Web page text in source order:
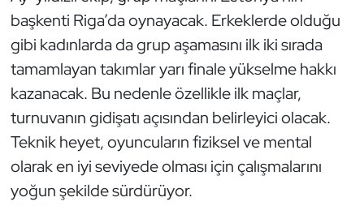
başkenti Riga’da oynayacak. Erkeklerde olduğu
gibi kadınlarda da grup aşamasını ilk iki sırada
tamamlayan takımlar yarı finale yükselme hakkı
kazanacak. Bu nedenle özellikle ilk maçlar,
turnuvanın gidişatı açısından belirleyici olacak.
Teknik heyet, oyuncuların fiziksel ve mental
olarak en iyi seviyede olması için çalışmalarını
yoğun şekilde sürdürüyor.
Yelken
Yüzme